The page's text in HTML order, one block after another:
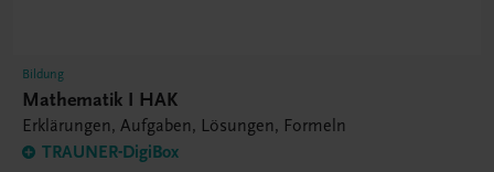
Bildung
Mathematik I HAK
Erklärungen, Aufgaben, Lösungen, Formeln
TRAUNER-DigiBox